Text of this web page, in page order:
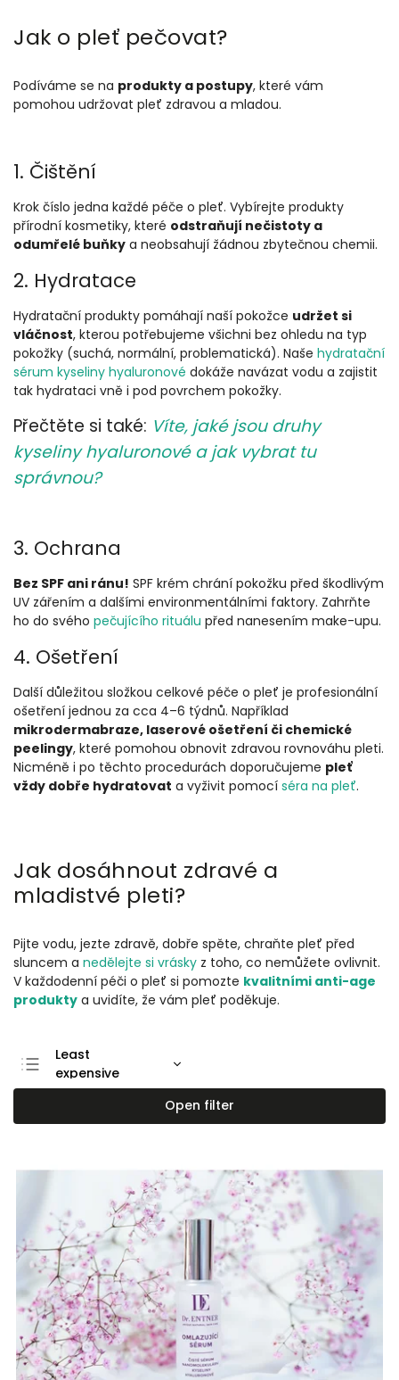
Jak o pleť pečovat?
Podíváme se na produkty a postupy, které vám
pomohou udržovat pleť zdravou a mladou.
1. Čištění
Krok číslo jedna každé péče o pleť. Vybírejte produkty
přírodní kosmetiky, které odstraňují nečistoty a
odumřelé buňky a neobsahují žádnou zbytečnou chemii.
2. Hydratace
Hydratační produkty pomáhají naší pokožce udržet si
vláčnost, kterou potřebujeme všichni bez ohledu na typ
pokožky (suchá, normální, problematická). Naše hydratační
sérum kyseliny hyaluronové dokáže navázat vodu a zajistit
tak hydrataci vně i pod povrchem pokožky.
Přečtěte si také: Víte, jaké jsou druhy
kyseliny hyaluronové a jak vybrat tu
správnou?
3. Ochrana
Bez SPF ani ránu! SPF krém chrání pokožku před škodlivým
UV zářením a dalšími environmentálními faktory. Zahrňte
ho do svého pečujícího rituálu před nanesením make-upu.
4. Ošetření
Další důležitou složkou celkové péče o pleť je profesionální
ošetření jednou za cca 4–6 týdnů. Například
mikrodermabraze, laserové ošetření či chemické
peelingy, které pomohou obnovit zdravou rovnováhu pleti.
Nicméně i po těchto procedurách doporučujeme pleť
vždy dobře hydratovat a vyživit pomocí séra na pleť.
Jak dosáhnout zdravé a
mladistvé pleti?
Pijte vodu, jezte zdravě, dobře spěte, chraňte pleť před
sluncem a nedělejte si vrásky z toho, co nemůžete ovlivnit.
V každodenní péči o pleť si pomozte kvalitními anti-age
produkty a uvidíte, že vám pleť poděkuje.
Least
expensive
Most expensive
Bestsellers
Open filter